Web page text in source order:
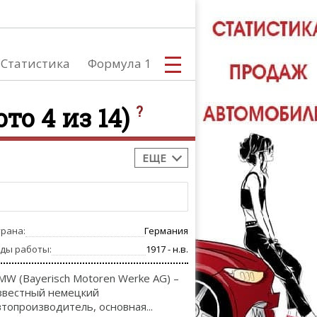
Статистика Формула 1
4 из 14) ?
ЕЩЕ
Германия
работы:
1917 - н.в.
(Bayerisch Motoren Werke AG) –
немецкий
основная...